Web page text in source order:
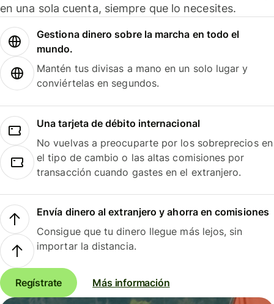
en una sola cuenta, siempre que lo necesites.
Gestiona dinero sobre la marcha en todo el
mundo.
Mantén tus divisas a mano en un solo lugar y
conviértelas en segundos.
Una tarjeta de débito internacional
No vuelvas a preocuparte por los sobreprecios en
el tipo de cambio o las altas comisiones por
transacción cuando gastes en el extranjero.
Envía dinero al extranjero y ahorra en comisiones
Consigue que tu dinero llegue más lejos, sin
importar la distancia.
Regístrate Más información